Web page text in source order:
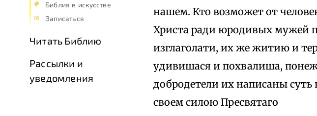
Библия в искусстве
Записаться
Читать Библию
Рассылки и
уведомления
нашем. Кто возможет от
Христа ради юродивых мужей
изглаголати, их же житию и
удивишася и похвалиша,
добродетели их написаны
своем силою Пресвятаго